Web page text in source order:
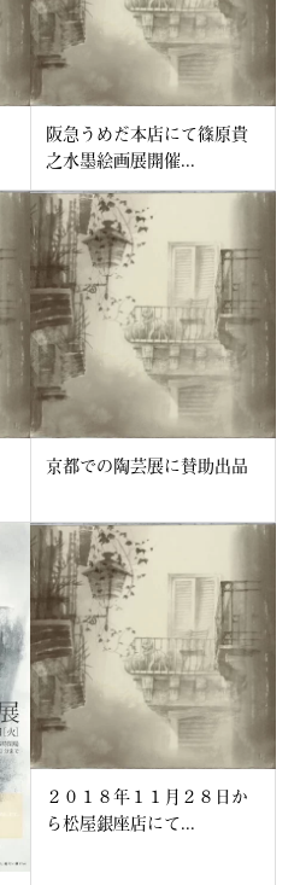
阪急うめだ本店にて篠原貴
之水墨絵画展開催...
京都での陶芸展に賛助出品
２０１８年１１月２８日か
ら松屋銀座店にて...